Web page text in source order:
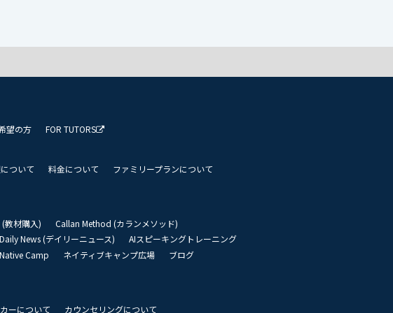
望の方 FOR TUTORS
ついて 料金について
ファミリープランについて
教材購入)
Callan Method (カランメソッド)
Daily News (デイリーニュース)
AIスピーキングトレーニング
Camp ネイティブキャンプ広場
ブログ
ーについて カウンセリングについて